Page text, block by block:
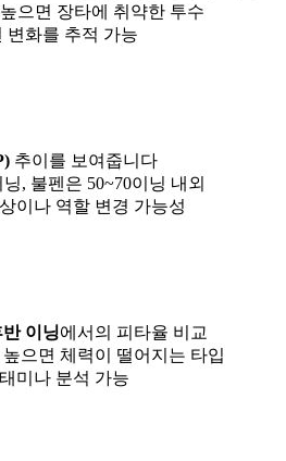
으면 장타에 취약한 투수
변화를 추적 가능
추이를 보여줍니다
, 불펜은 50~70이닝 내외
이나 역할 변경 가능성
이닝에서의 피타율 비교
으면 체력이 떨어지는 타입
미나 분석 가능